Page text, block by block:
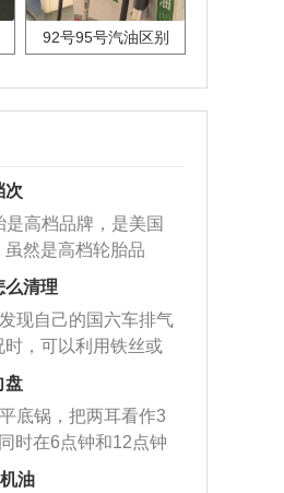
92号95号汽油区别
次
高档品牌，是美国
然是高档轮胎品
轮胎都有生产，这
市场。
么清理
现自己的国六车排气
，可以利用铁丝或
物给取出来，如果
，也可以采取应急措
利用木棍将所有的
的位置处，然后将
就可以将堵塞的东
盘
底锅，把两耳看作3
时在6点钟和12点钟
<&list>2、双手握住
油